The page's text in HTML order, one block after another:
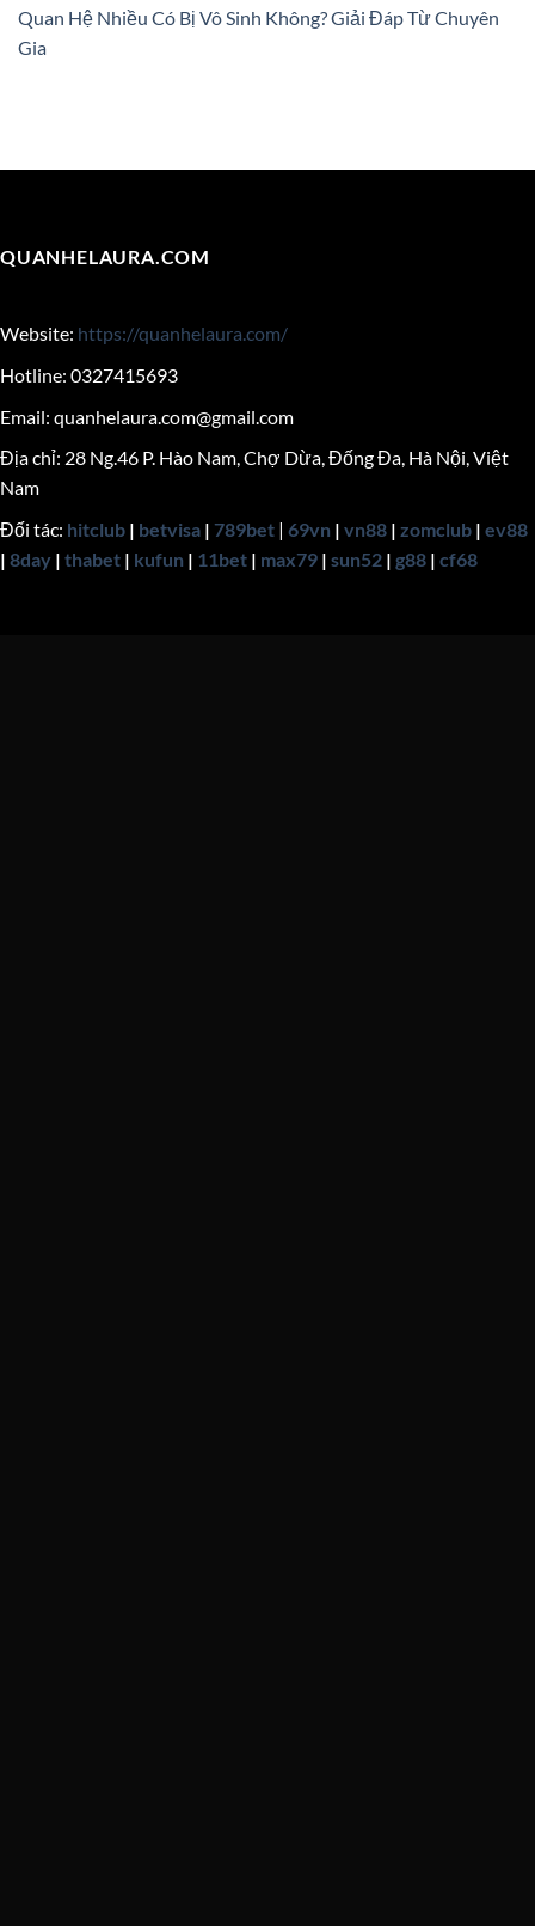
Quan Hệ Nhiều Có Bị Vô Sinh Không? Giải Đáp Từ Chuyên
Gia
QUANHELAURA.COM
Website: https://quanhelaura.com/
Hotline: 0327415693
Email: quanhelaura.com@gmail.com
Địa chỉ: 28 Ng.46 P. Hào Nam, Chợ Dừa, Đống Đa, Hà Nội, Việt
Nam
Đối tác: hitclub | betvisa | 789bet | 69vn | vn88 | zomclub | ev88
| 8day | thabet | kufun | 11bet | max79 | sun52 | g88 | cf68